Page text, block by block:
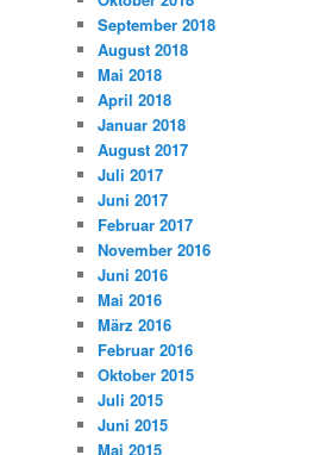
September 2018
August 2018
Mai 2018
April 2018
Januar 2018
August 2017
Juli 2017
Juni 2017
Februar 2017
November 2016
Juni 2016
Mai 2016
März 2016
Februar 2016
Oktober 2015
Juli 2015
Juni 2015
Mai 2015